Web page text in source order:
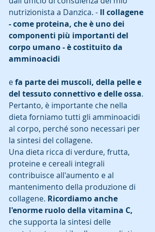
nutrizionista a Danzica. - Il collagene
- come proteina, che è uno dei
componenti più importanti del
corpo umano - è costituito da
amminoacidi
e fa parte dei muscoli, della pelle e
del tessuto connettivo e delle ossa.
Pertanto, è importante che nella
dieta forniamo tutti gli amminoacidi
al corpo, perché sono necessari per
la sintesi del collagene.
Una dieta ricca di verdure, frutta,
proteine ​​e cereali integrali
contribuisce all'aumento e al
mantenimento della produzione di
collagene. Ricordiamo anche
l'enorme ruolo della vitamina C,
che supporta la sintesi delle